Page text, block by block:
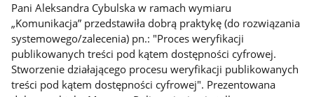
Pani Aleksandra Cybulska w ramach wymiaru
„Komunikacja” przedstawiła dobrą praktykę (do rozwiązania
systemowego/zalecenia) pn.: "Proces weryfikacji
publikowanych treści pod kątem dostępności cyfrowej.
Stworzenie działającego procesu weryfikacji publikowanych
treści pod kątem dostępności cyfrowej". Prezentowana